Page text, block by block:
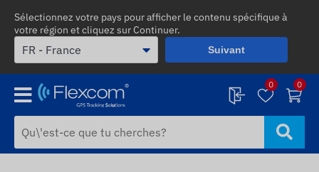
Sélectionnez votre pays pour afficher le contenu spécifique à
votre région et cliquez sur Continuer.
Suivant
0 0